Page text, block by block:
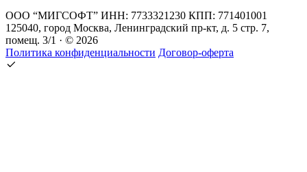
ООО “МИГСОФТ” ИНН: 7733321230 КПП: 771401001
125040, город Москва, Ленинградский пр-кт, д. 5 стр. 7,
помещ. 3/1 · © 2026
Политика конфиденциальности Договор-оферта